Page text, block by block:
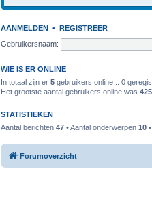
AANMELDEN • REGISTREER
Gebruikersnaam:
WIE IS ER ONLINE
In totaal zijn er 5 gebruikers online :: 0
Het grootste aantal gebruikers online was 425
STATISTIEKEN
Aantal berichten 47 • Aantal onderwerpen 10
Forumoverzicht